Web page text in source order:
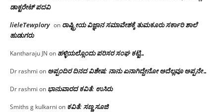
ಡಾಕ್ಟರೇಟ್ ಪದವಿ
lieleTewplory on ರಾಷ್ಟ್ರೀಯ ವಿಜ್ಞಾನ ಸಮಾವೇಶಕ್ಕೆ‌ ತುಮಕೂರು ಸರ್ಕಾರಿ ಶಾಲೆ
ಹುಡುಗರು
Kantharaju JN on ಹಳ್ಳಿಯಲ್ಲೊಂದು ಪರಿಸರ ಸಂಘ ಕಟ್ಟಿ…
Dr rashmi on ಅಪ್ಪಂದಿರ ದಿನದ ವಿಶೇಷ: ನಾನು ಏನಾಗಿದ್ದೇನೋ‌ ಅದೆಲ್ಲವೂ ಅಪ್ಪನೇ…
Dr rashmi on ಭಾನುವಾರದ ಕವಿತೆ: ಉಸಿರು
Smiths g kulkarni on ಕವಿತೆ: ಸಣ್ಣ ಸೂಜಿ